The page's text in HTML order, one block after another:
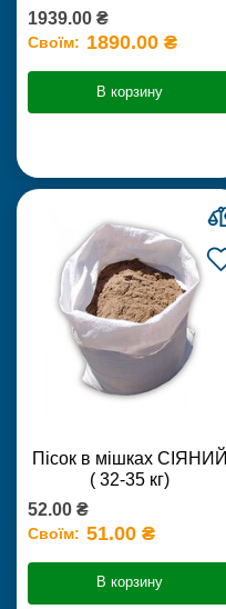
1939.00 ₴
Своїм: 1890.00 ₴
В корзину
Пісок в мішках СІЯНИЙ
( 32-35 кг)
52.00 ₴
Своїм: 51.00 ₴
В корзину